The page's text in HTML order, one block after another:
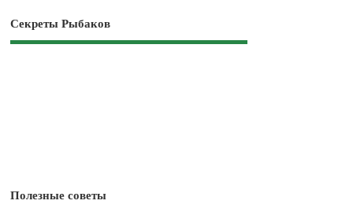
Секреты Рыбаков
Полезные советы